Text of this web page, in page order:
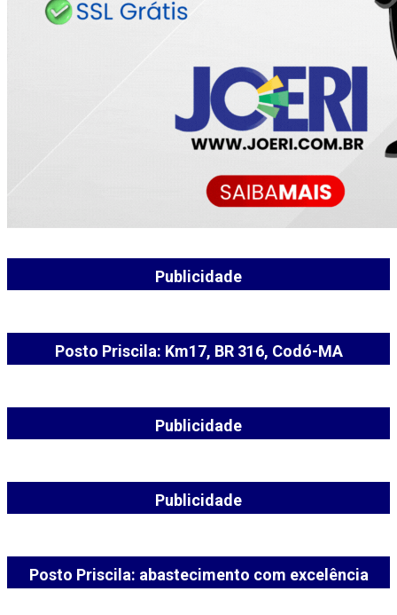
Publicidade
Posto Priscila: Km17, BR 316, Codó-MA
Publicidade
Publicidade
Posto Priscila: abastecimento com excelência